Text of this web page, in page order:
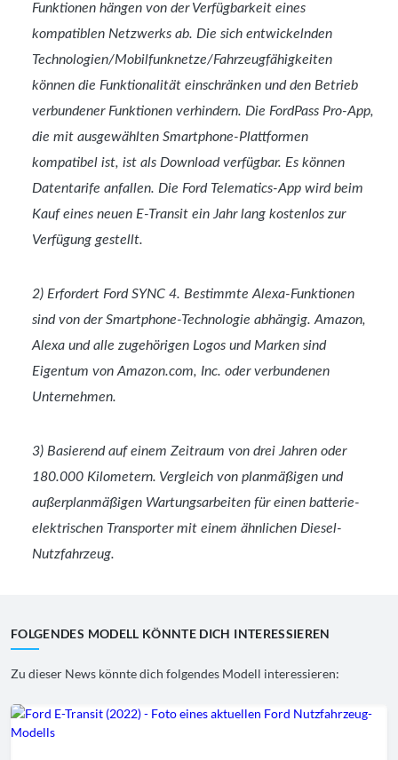
Funktionen hängen von der Verfügbarkeit eines
kompatiblen Netzwerks ab. Die sich entwickelnden
Technologien/Mobilfunknetze/Fahrzeugfähigkeiten
können die Funktionalität einschränken und den Betrieb
verbundener Funktionen verhindern. Die FordPass Pro-App,
die mit ausgewählten Smartphone-Plattformen
kompatibel ist, ist als Download verfügbar. Es können
Datentarife anfallen. Die Ford Telematics-App wird beim
Kauf eines neuen E-Transit ein Jahr lang kostenlos zur
Verfügung gestellt.
2) Erfordert Ford SYNC 4. Bestimmte Alexa-Funktionen
sind von der Smartphone-Technologie abhängig. Amazon,
Alexa und alle zugehörigen Logos und Marken sind
Eigentum von Amazon.com, Inc. oder verbundenen
Unternehmen.
3) Basierend auf einem Zeitraum von drei Jahren oder
180.000 Kilometern. Vergleich von planmäßigen und
außerplanmäßigen Wartungsarbeiten für einen batterie-
elektrischen Transporter mit einem ähnlichen Diesel-
Nutzfahrzeug.
FOLGENDES MODELL KÖNNTE DICH INTERESSIEREN
Zu dieser News könnte dich folgendes Modell interessieren: